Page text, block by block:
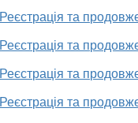
Реєстрація та
Реєстрація та
Реєстрація та
Реєстрація та